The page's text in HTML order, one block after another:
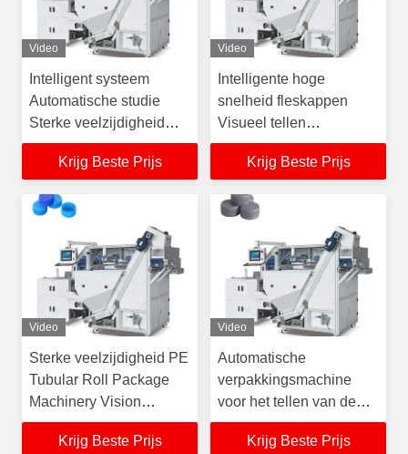
Video
Intelligent systeem
Automatische studie
Sterke veelzijdigheid
Visuele telmachine
Verpakkingsmachine
Krijg Beste Prijs
Video
Intelligente hoge
snelheid fleskappen
Visueel tellen
Verpakkingsmachine
Gemakkelijke bediening
Krijg Beste Prijs
Video
Sterke veelzijdigheid PE
Tubular Roll Package
Machinery Vision
Counting Packing
Machine voor
Krijg Beste Prijs
Video
Automatische
verpakkingsmachine
voor het tellen van de
voeding
Krijg Beste Prijs